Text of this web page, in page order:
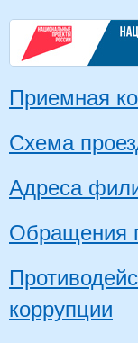
Приемная
Схема
Адреса
Обращения
коррупции